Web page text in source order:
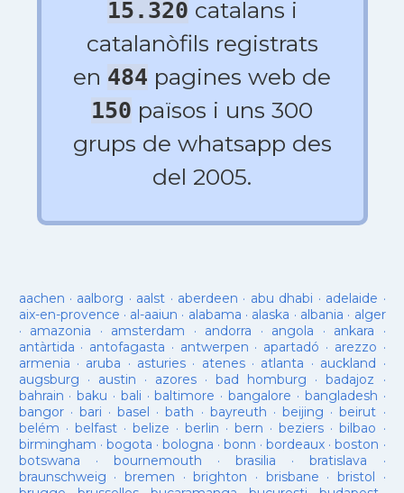
15.320 catalans i
catalanòfils registrats
en 484 pagines web de
150 països i uns 300
grups de whatsapp des
del 2005.
aachen · aalborg · aalst · aberdeen · abu dhabi · adelaide ·
aix-en-provence · al-aaiun · alabama · alaska · albania · alger
· amazonia · amsterdam · andorra · angola · ankara ·
antàrtida · antofagasta · antwerpen · apartadó · arezzo ·
armenia · aruba · asturies· atenes· atlanta · auckland ·
augsburg · austin · azores·bad homburg ·badajoz ·
bahrain ·baku · bali ·baltimore ·bangalore · bangladesh ·
bangor· bari ·basel ·bath · bayreuth ·beijing ·beirut ·
belém · belfast· belize · berlin ·bern ·beziers ·bilbao ·
birmingham · bogota · bologna ·bonn ·bordeaux ·boston ·
botswana · bournemouth ·brasilia ·bratislava ·
braunschweig · bremen ·brighton · brisbane · bristol ·